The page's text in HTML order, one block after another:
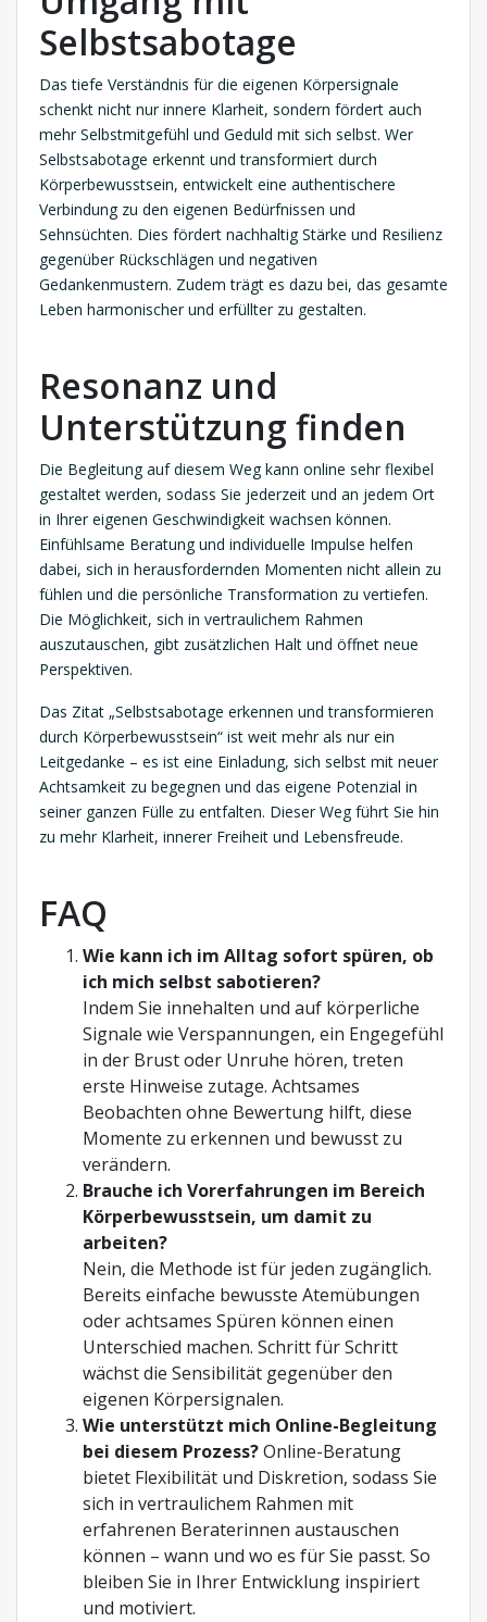
Selbstsabotage
Das tiefe Verständnis für die eigenen Körpersignale
schenkt nicht nur innere Klarheit, sondern fördert auch
mehr Selbstmitgefühl und Geduld mit sich selbst. Wer
Selbstsabotage erkennt und transformiert durch
Körperbewusstsein, entwickelt eine authentischere
Verbindung zu den eigenen Bedürfnissen und
Sehnsüchten. Dies fördert nachhaltig Stärke und Resilienz
gegenüber Rückschlägen und negativen
Gedankenmustern. Zudem trägt es dazu bei, das gesamte
Leben harmonischer und erfüllter zu gestalten.
Resonanz und
Unterstützung finden
Die Begleitung auf diesem Weg kann online sehr flexibel
gestaltet werden, sodass Sie jederzeit und an jedem Ort
in Ihrer eigenen Geschwindigkeit wachsen können.
Einfühlsame Beratung und individuelle Impulse helfen
dabei, sich in herausfordernden Momenten nicht allein zu
fühlen und die persönliche Transformation zu vertiefen.
Die Möglichkeit, sich in vertraulichem Rahmen
auszutauschen, gibt zusätzlichen Halt und öffnet neue
Perspektiven.
Das Zitat „Selbstsabotage erkennen und transformieren
durch Körperbewusstsein“ ist weit mehr als nur ein
Leitgedanke – es ist eine Einladung, sich selbst mit neuer
Achtsamkeit zu begegnen und das eigene Potenzial in
seiner ganzen Fülle zu entfalten. Dieser Weg führt Sie hin
zu mehr Klarheit, innerer Freiheit und Lebensfreude.
FAQ
Wie kann ich im Alltag sofort spüren, ob
ich mich selbst sabotieren?
Indem Sie innehalten und auf körperliche
Signale wie Verspannungen, ein Engegefühl
in der Brust oder Unruhe hören, treten
erste Hinweise zutage. Achtsames
Beobachten ohne Bewertung hilft, diese
Momente zu erkennen und bewusst zu
verändern.
Brauche ich Vorerfahrungen im Bereich
Körperbewusstsein, um damit zu
arbeiten?
Nein, die Methode ist für jeden zugänglich.
Bereits einfache bewusste Atemübungen
oder achtsames Spüren können einen
Unterschied machen. Schritt für Schritt
wächst die Sensibilität gegenüber den
eigenen Körpersignalen.
Wie unterstützt mich Online-Begleitung
bei diesem Prozess?Online-Beratung
bietet Flexibilität und Diskretion, sodass Sie
sich in vertraulichem Rahmen mit
erfahrenen Beraterinnen austauschen
können – wann und wo es für Sie passt. So
bleiben Sie in Ihrer Entwicklung inspiriert
und motiviert.